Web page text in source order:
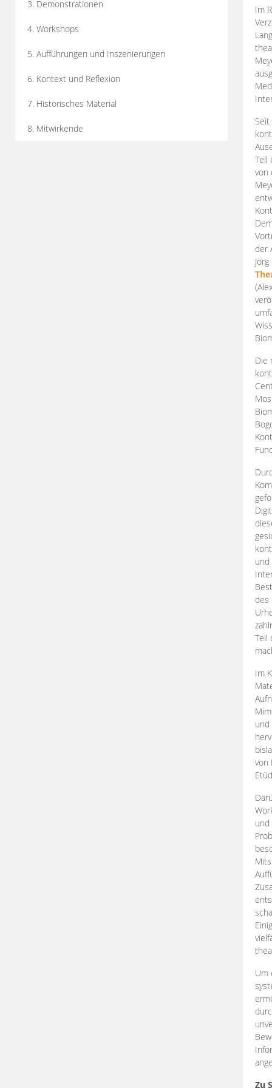
3. Demonstrationen
4. Workshops
5. Aufführungen und Inszenierungen
6. Kontext und Reflexion
7. Historisches Material
8. Mitwirkende
Im
Teil
von
der
Die
des
Teil
Im
und
von
und
Um
Zu